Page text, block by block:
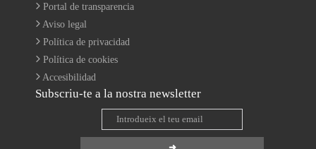
Portal de transparencia
Aviso legal
Política de privacidad
Política de cookies
Accesibilidad
Subscriu-te a la nostra newsletter